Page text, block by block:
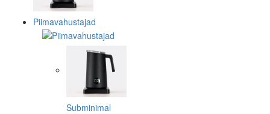
Piimavahustajad
Subminimal